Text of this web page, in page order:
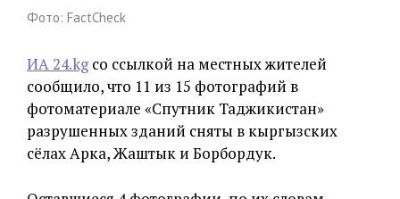
Фото: FactCheck
ИА 24.kgсо ссылкой на местных жителей
сообщило, что 11 из 15 фотографий в
фотоматериале «Спутник Таджикистан»
разрушенных зданий сняты в кыргызских
сёлах Арка, Жаштык и Борбордук.